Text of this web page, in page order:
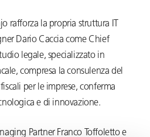
rafforza la propria struttura IT
Dario Caccia come Chief
legale, specializzato in
compresa la consulenza del
per le imprese, conferma
e di innovazione.
Partner Franco Toffoletto e